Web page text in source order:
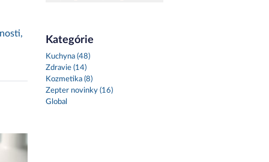
Kategórie
Kuchyna (48)
Zdravie (14)
Kozmetika (8)
Zepter novinky (16)
Global